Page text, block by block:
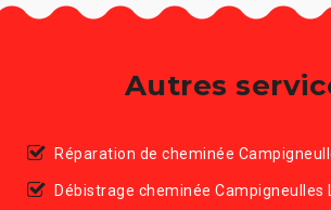
Autres
Réparation de cheminée
Débistrage cheminée Campigneulles